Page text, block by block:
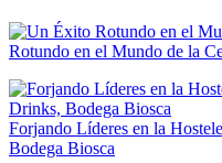
€
Formato
75 cl 1
PAIS
Rotundo en el Mundo de la
Forjando Líderes en la
Bodega Biosca